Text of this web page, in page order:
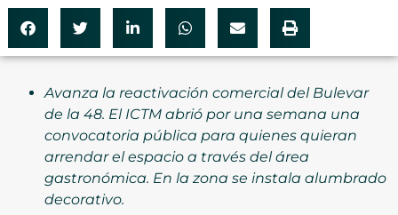
Avanza la reactivación comercial del Bulevar
de la 48. El ICTM abrió por una semana una
convocatoria pública para quienes quieran
arrendar el espacio a través del área
gastronómica. En la zona se instala alumbrado
decorativo.